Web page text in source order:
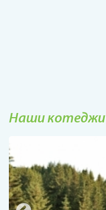
Наши котеджи